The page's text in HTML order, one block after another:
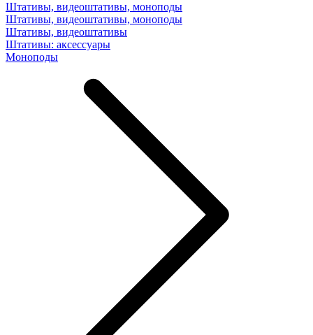
Штативы, видеоштативы, моноподы
Штативы, видеоштативы, моноподы
Штативы, видеоштативы
Штативы: аксессуары
Моноподы